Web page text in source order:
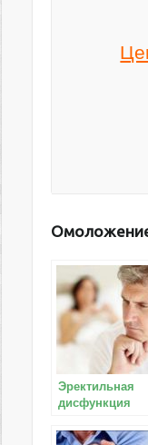
Эректильная
дисфункция